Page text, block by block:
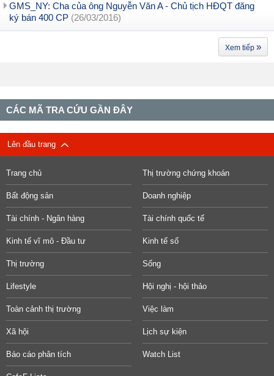
GMS_NY: Cha của ông Nguyễn Văn A - Chủ tịch HĐQT đăng
ký bán 400 CP (26/03/2016)
Xem tiếp »
CÁC MÃ TRA CỨU GẦN ĐÂY
Lên đầu trang
Trang chủ
Bất động sản
Tài chính - Ngân hàng
Kinh tế vĩ mô - Đầu tư
Thị trường
Lifestyle
Toàn cảnh thị trường
Xã hội
Báo cáo phân tích
Thị trường chứng khoán
Doanh nghiệp
Tài chính quốc tế
Kinh tế số
Sống
Hội nghị - hội thảo
Việc làm
Lịch sự kiện
Watch List